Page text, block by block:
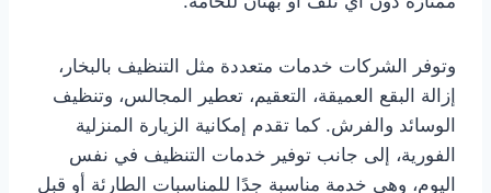
وتوفر الشركات خدمات متعددة مثل التنظيف بالبخار،
إزالة البقع العميقة، التعقيم، تعطير المجالس، وتنظيف
الوسائد والفرش. كما تقدم إمكانية الزيارة المنزلية
الفورية، إلى جانب توفير خدمات التنظيف في نفس
اليوم، وهي خدمة مناسبة جدًا للمناسبات الطارئة أو قبل